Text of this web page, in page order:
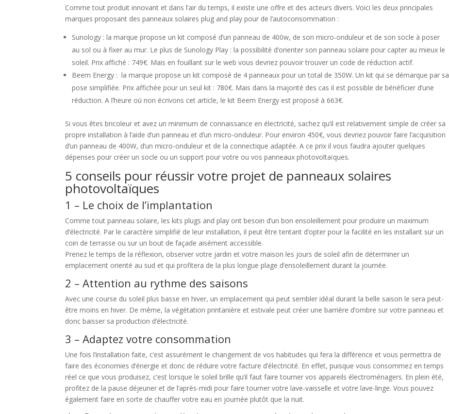
Comme tout produit innovant et dans l’air du temps, il existe une offre et des acteurs divers. Voici les deux principales
marques proposant des panneaux solaires plug and play pour de l’autoconsommation :
Sunology : la marque propose un kit composé d’un panneau de 400w, de son micro-onduleur et de son socle à poser
au sol ou à fixer au mur. Le plus de Sunology Play : la possibilité d’orienter son panneau solaire pour capter au mieux le
soleil. Prix affiché : 749€. Mais en fouillant sur le web vous devriez pouvoir trouver un code de réduction actif.
Beem Energy : la marque propose un kit composé de 4 panneaux pour un total de 350W. Un kit qui se démarque par sa
pose simplifiée. Prix affichée pour un seul kit : 780€. Mais dans la majorité des cas il est possible de bénéficier d’une
réduction. A l’heure où non écrivons cet article, le kit Beem Energy est proposé à 663€.
Si vous êtes bricoleur et avez un minimum de connaissance en électricité, sachez qu’il est relativement simple de créer sa
propre installation à l’aide d’un panneau et d’un micro-onduleur. Pour environ 450€, vous devriez pouvoir faire l’acquisition
d’un panneau de 400W, d’un micro-onduleur et de la connectique adaptée. A ce prix il vous faudra ajouter quelques
dépenses pour créer un socle ou un support pour votre ou vos panneaux photovoltaïques.
5 conseils pour réussir votre projet de panneaux solaires
photovoltaïques
1 – Le choix de l’implantation
Comme tout panneau solaire, les kits plugs and play ont besoin d’un bon ensoleillement pour produire un maximum
d’électricité. Par le caractère simplifié de leur installation, il peut être tentant d’opter pour la facilité en les installant sur un
coin de terrasse ou sur un bout de façade aisément accessible.
Prenez le temps de la réflexion, observer votre jardin et votre maison les jours de soleil afin de déterminer un
emplacement orienté au sud et qui profitera de la plus longue plage d’ensoleillement durant la journée.
2 – Attention au rythme des saisons
Avec une course du soleil plus basse en hiver, un emplacement qui peut sembler idéal durant la belle saison le sera peut-
être moins en hiver. De même, la végétation printanière et estivale peut créer une barrière d’ombre sur votre panneau et
donc baisser sa production d’électricité.
3 – Adaptez votre consommation
Une fois l’installation faite, c’est assurément le changement de vos habitudes qui fera la différence et vous permettra de
faire des économies d’énergie et donc de réduire votre facture d’électricité. En effet, puisque vous consommez en temps
réel ce que vous produisez, c’est lorsque le soleil brille qu’il faut faire tourner vos appareils électroménagers. En plein été,
profitez de la pause déjeuner et de l’après-midi pour faire tourner votre lave-vaisselle et votre lave-linge. Vous pouvez
également faire en sorte de chauffer votre eau en journée plutôt que la nuit.